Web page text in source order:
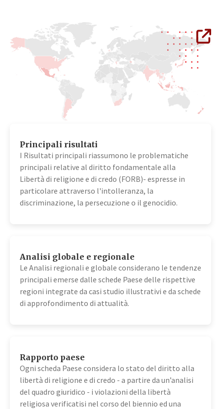
Principali risultati
I Risultati principali riassumono le problematiche
principali relative al diritto fondamentale alla
Libertà di religione e di credo (FORB)- espresse in
particolare attraverso l'intolleranza, la
discriminazione, la persecuzione o il genocidio.
Analisi globale e regionale
Le Analisi regionali e globale considerano le tendenze
principali emerse dalle schede Paese delle rispettive
regioni integrate da casi studio illustrativi e da schede
di approfondimento di attualità.
Rapporto paese
Ogni scheda Paese considera lo stato del diritto alla
libertà di religione e di credo - a partire da un’analisi
del quadro giuridico - i violazioni della libertà
religiosa verificatisi nel corso del biennio ed una